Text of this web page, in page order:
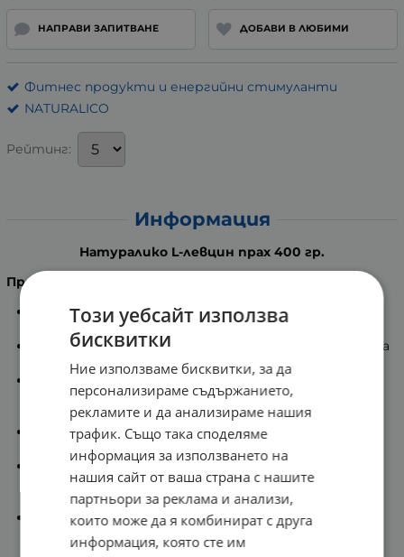
НАПРАВИ ЗАПИТВАНЕ ДОБАВИ В ЛЮБИМИ
Фитнес продукти и енергийни стимуланти
NATURALICO
Рейтинг:
Информация
Натуралико L-левцин прах 400 гр.
Предназначение
Подобрява синтеза на протеини и намалява
катаболните състояния.
Насърчава глюкозния метаболизъм и инсулиновата
функция.
L-Левцинът е верижно-разклонена незаменима
аминокиселина, която се разгражда и усвоява от
тялото по-бързо от останалите BCAAs.
Левцинът не може да се произвежда
самостоятелно от тялото.
Намалява чувството на глад и умора, като
балансира нивата на захарта в кръвта и азотния
баланс.
С подходяща тренировъчен режим приемът на
аминокиселината благоприятства
здравословното отслабване.
Този уебсайт използва
бисквитки
Ние използваме бисквитки, за да
персонализираме съдържанието,
рекламите и да анализираме нашия
трафик. Също така споделяме
информация за използването на
нашия сайт от ваша страна с нашите
партньори за реклама и анализи,
които може да я комбинират с друга
информация, която сте им